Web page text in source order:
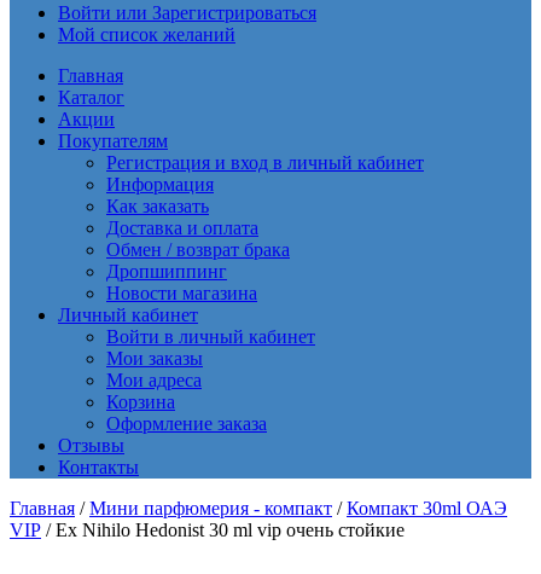
Войти или Зарегистрироваться
Мой список желаний
Главная
Каталог
Акции
Покупателям
Регистрация и вход в личный кабинет
Информация
Как заказать
Доставка и оплата
Обмен / возврат брака
Дропшиппинг
Новости магазина
Личный кабинет
Войти в личный кабинет
Мои заказы
Мои адреса
Корзина
Оформление заказа
Отзывы
Контакты
Главная /Мини парфюмерия - компакт /Компакт 30ml ОАЭ
VIP / Ex Nihilo Hedonist 30 ml vip очень стойкие